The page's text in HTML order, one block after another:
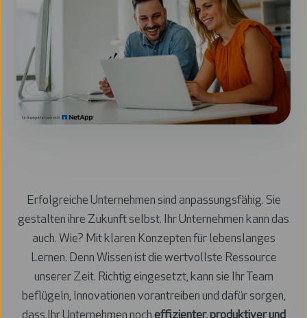
Erfolgreiche Unternehmen sind anpassungsfähig. Sie
gestalten ihre Zukunft selbst. Ihr Unternehmen kann das
auch. Wie? Mit klaren Konzepten für lebenslanges
Lernen. Denn Wissen ist die wertvollste Ressource
unserer Zeit. Richtig eingesetzt, kann sie Ihr Team
beflügeln, Innovationen vorantreiben und dafür sorgen,
dass Ihr Unternehmen noch effizienter, produktiver und